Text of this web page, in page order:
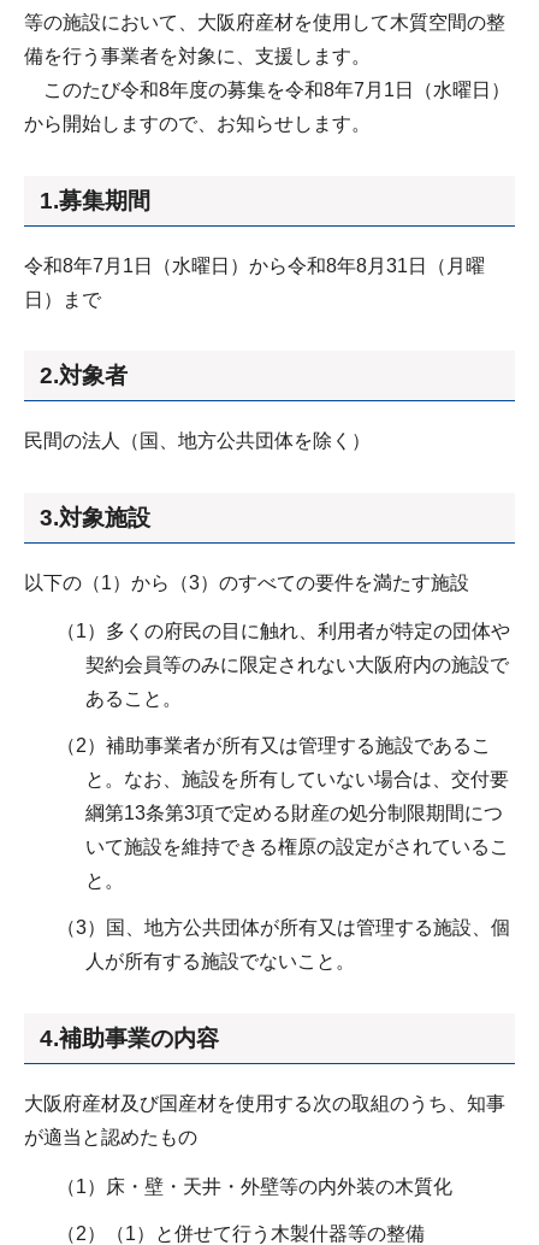
等の施設において、大阪府産材を使用して木質空間の整
備を行う事業者を対象に、支援します。
このたび令和8年度の募集を令和8年7月1日（水曜日）
から開始しますので、お知らせします。
1.募集期間
令和8年7月1日（水曜日）から令和8年8月31日（月曜
日）まで
2.対象者
民間の法人（国、地方公共団体を除く）
3.対象施設
以下の（1）から（3）のすべての要件を満たす施設
（1）多くの府民の目に触れ、利用者が特定の団体や
契約会員等のみに限定されない大阪府内の施設で
あること。
（2）補助事業者が所有又は管理する施設であるこ
と。なお、施設を所有していない場合は、交付要
綱第13条第3項で定める財産の処分制限期間につ
いて施設を維持できる権原の設定がされているこ
と。
（3）国、地方公共団体が所有又は管理する施設、個
人が所有する施設でないこと。
4.補助事業の内容
大阪府産材及び国産材を使用する次の取組のうち、知事
が適当と認めたもの
（1）床・壁・天井・外壁等の内外装の木質化
（2）（1）と併せて行う木製什器等の整備